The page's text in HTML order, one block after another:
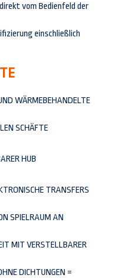
vom Bedienfeld der
einschließlich
WÄRMEBEHANDELTE
SCHÄFTE
HUB
TRANSFERS
SPIELRAUM AN
MIT VERSTELLBARER
DICHTUNGEN =